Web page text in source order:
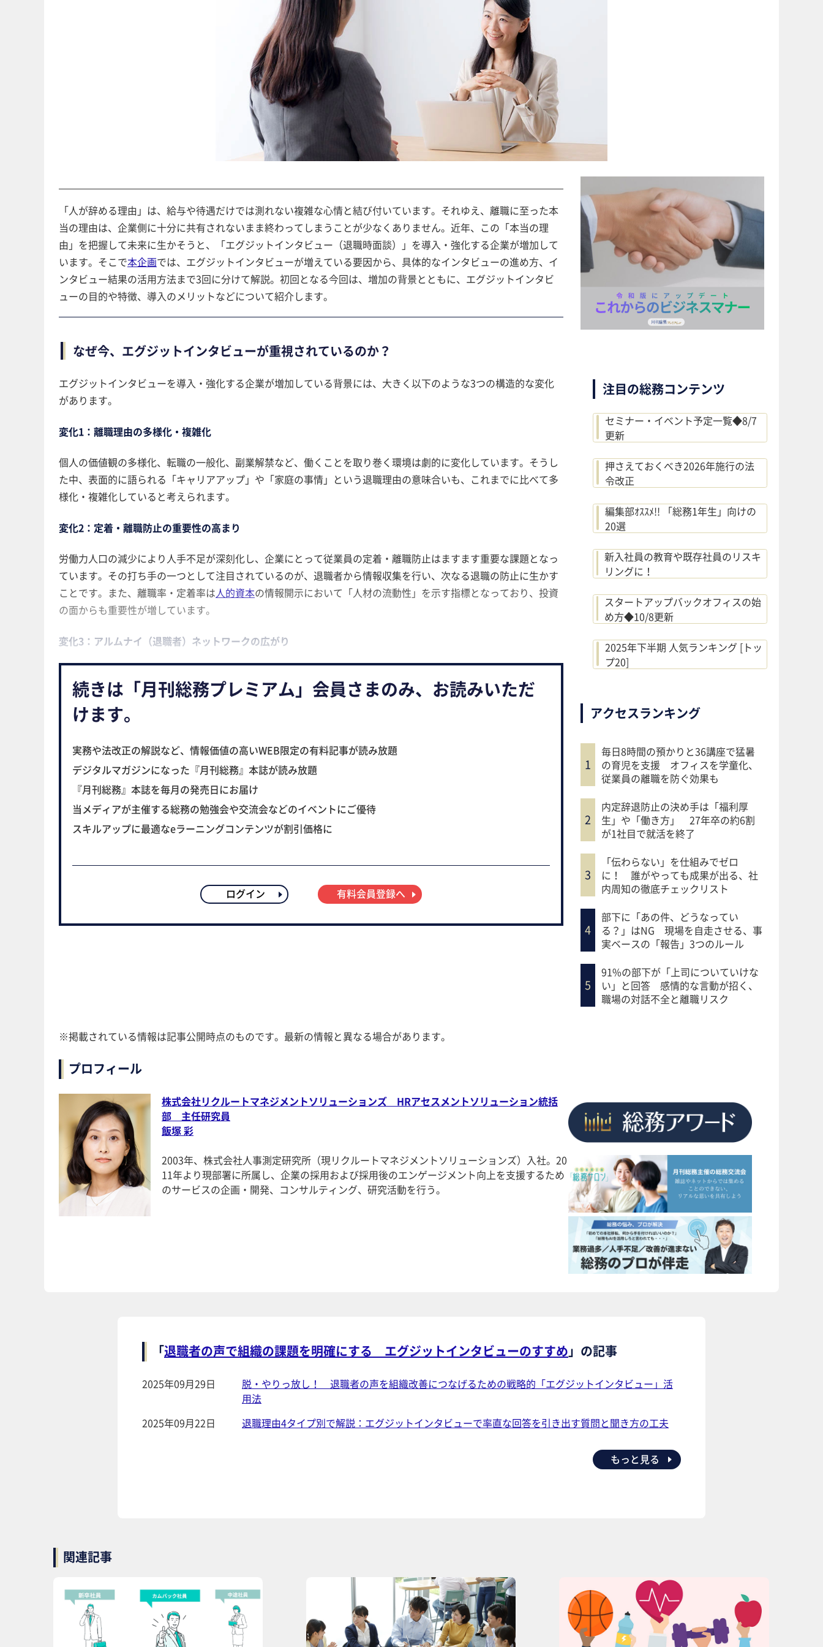
注目の総務コンテンツ
セミナー・イベント予定一覧◆8/7
更新
押さえておくべき2026年施行の法
令改正
編集部ｵｽｽﾒ!! 「総務1年生」向けの
20選
新入社員の教育や既存社員のリスキ
リングに！
スタートアップバックオフィスの始
め方◆10/8更新
2025年下半期 人気ランキング [トッ
プ20]
アクセスランキング
毎日8時間の預かりと36講座で猛暑
の育児を支援 オフィスを学童化、
従業員の離職を防ぐ効果も
内定辞退防止の決め手は「福利厚
生」や「働き方」 27年卒の約6割
が1社目で就活を終了
「伝わらない」を仕組みでゼロ
に！ 誰がやっても成果が出る、社
内周知の徹底チェックリスト
部下に「あの件、どうなってい
る？」はNG 現場を自走させる、事
実ベースの「報告」3つのルール
91%の部下が「上司についていけな
い」と回答 感情的な言動が招く、
職場の対話不全と離職リスク
「人が辞める理由」は、給与や待遇だけでは測れない複雑な心情と結び付いています。それゆえ、離職に至った本
当の理由は、企業側に十分に共有されないまま終わってしまうことが少なくありません。近年、この「本当の理
由」を把握して未来に生かそうと、「エグジットインタビュー（退職時面談）」を導入・強化する企業が増加して
います。そこで本企画では、エグジットインタビューが増えている要因から、具体的なインタビューの進め方、イ
ンタビュー結果の活用方法まで3回に分けて解説。初回となる今回は、増加の背景とともに、エグジットインタビ
ューの目的や特徴、導入のメリットなどについて紹介します。
なぜ今、エグジットインタビューが重視されているのか？
エグジットインタビューを導入・強化する企業が増加している背景には、大きく以下のような3つの構造的な変化
があります。
変化1：離職理由の多様化・複雑化
個人の価値観の多様化、転職の一般化、副業解禁など、働くことを取り巻く環境は劇的に変化しています。そうし
た中、表面的に語られる「キャリアアップ」や「家庭の事情」という退職理由の意味合いも、これまでに比べて多
様化・複雑化していると考えられます。
変化2：定着・離職防止の重要性の高まり
労働力人口の減少により人手不足が深刻化し、企業にとって従業員の定着・離職防止はますます重要な課題となっ
ています。その打ち手の一つとして注目されているのが、退職者から情報収集を行い、次なる退職の防止に生かす
ことです。また、離職率・定着率は人的資本の情報開示において「人材の流動性」を示す指標となっており、投資
の面からも重要性が増しています。
変化3：アルムナイ（退職者）ネットワークの広がり
続きは「月刊総務プレミアム」会員さまのみ、お読みいただ
けます。
実務や法改正の解説など、情報価値の高いWEB限定の有料記事が読み放題
デジタルマガジンになった『月刊総務』本誌が読み放題
『月刊総務』本誌を毎月の発売日にお届け
当メディアが主催する総務の勉強会や交流会などのイベントにご優待
スキルアップに最適なeラーニングコンテンツが割引価格に
ログイン 有料会員登録へ
※掲載されている情報は記事公開時点のものです。最新の情報と異なる場合があります。
プロフィール
株式会社リクルートマネジメントソリューションズ HRアセスメントソリューション統括
部 主任研究員
飯塚 彩
2003年、株式会社人事測定研究所（現リクルートマネジメントソリューションズ）入社。20
11年より現部署に所属し、企業の採用および採用後のエンゲージメント向上を支援するため
のサービスの企画・開発、コンサルティング、研究活動を行う。
「退職者の声で組織の課題を明確にする エグジットインタビューのすすめ」の記事
2025年09月29日
脱・やりっ放し！ 退職者の声を組織改善につなげるための戦略的「エグジットインタビュー」活
用法
2025年09月22日
退職理由4タイプ別で解説：エグジットインタビューで率直な回答を引き出す質問と聞き方の工夫
もっと見る
関連記事